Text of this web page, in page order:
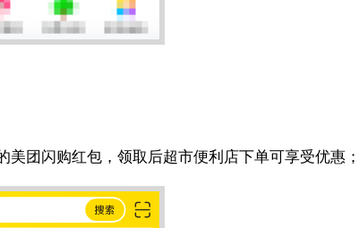
团闪购红包，领取后超市便利店下单可享受优惠；